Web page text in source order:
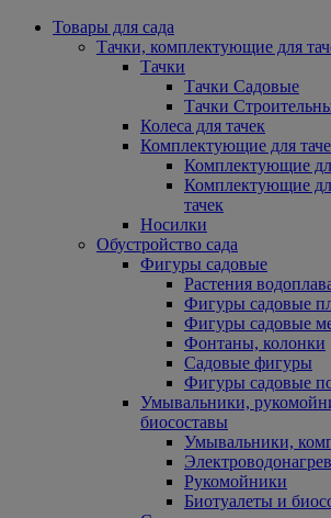
Товары для сада
Тачки, комплектующие для
Тачки
Тачки Садовые
Тачки
Колеса для тачек
Комплектующие для
Комплектующие
Комплектующие
тачек
Носилки
Обустройство сада
Фигуры садовые
Растения
Фигуры садовые
Фигуры садовые
Фонтаны, колонки
Садовые фигуры
Фигуры садовые
Умывальники,
биосоставы
Умывальники,
Рукомойники
Биотуалеты и